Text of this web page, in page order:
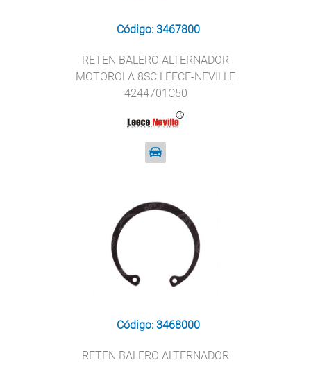
Código: 3467800
RETEN BALERO ALTERNADOR
MOTOROLA 8SC LEECE-NEVILLE
4244701C50
Código: 3468000
RETEN BALERO ALTERNADOR